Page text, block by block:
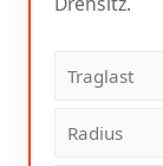
Traglast
Radius